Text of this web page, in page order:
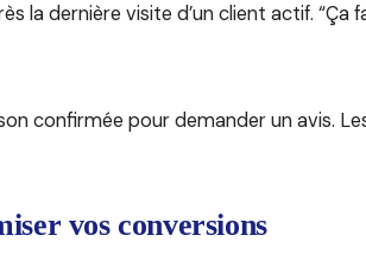
la dernière visite d’un client actif.
confirmée pour demander un avis.
vos conversions